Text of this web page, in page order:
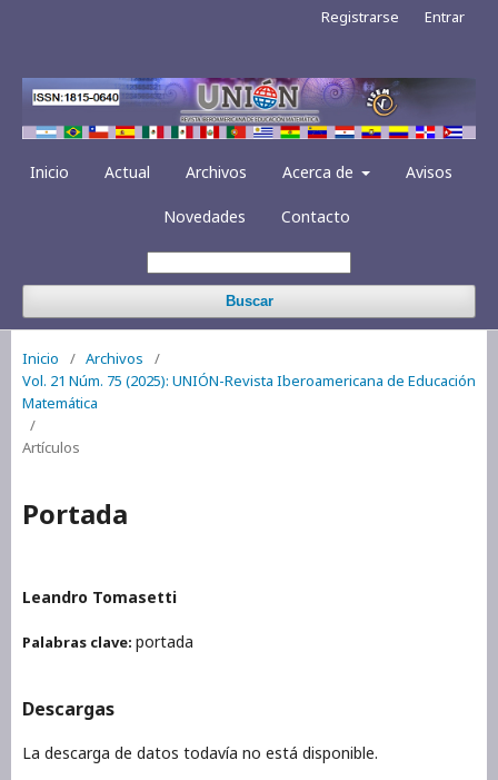
Inicio Actual Archivos Acerca de Avisos
Novedades Contacto
Buscar
Registrarse Entrar
Inicio / Archivos
/
Vol. 21 Núm. 75 (2025): UNIÓN-Revista Iberoamericana de Educación
Matemática
/
Artículos
Portada
Leandro Tomasetti
Palabras clave: portada
Descargas
La descarga de datos todavía no está disponible.